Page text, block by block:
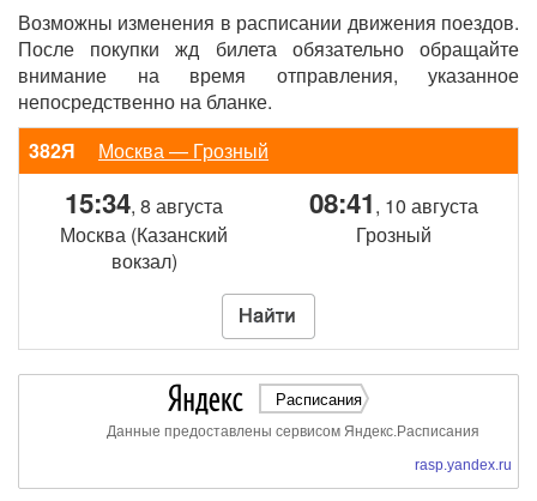
Возможны изменения в расписании движения поездов.
После покупки жд билета обязательно обращайте
внимание на время отправления, указанное
непосредственно на бланке.
382Я
Москва — Грозный
15:34, 8 августа
Москва (Казанский
вокзал)
08:41, 10 августа
Грозный
Расписания
Данные предоставлены сервисом Яндекс.Расписания
rasp.yandex.ru